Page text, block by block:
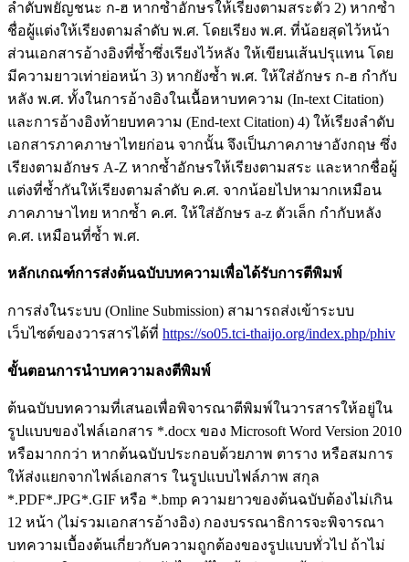
ลำดับพยัญชนะ ก-ฮ หากซ้ำอักษรให้เรียงตามสระตัว 2) หากซ้ำ
ชื่อผู้แต่งให้เรียงตามลำดับ พ.ศ. โดยเรียง พ.ศ. ที่น้อยสุดไว้หน้า
ส่วนเอกสารอ้างอิงที่ซ้ำซึ่งเรียงไว้หลัง ให้เขียนเส้นปรุแทน โดย
มีความยาวเท่าย่อหน้า 3) หากยังซ้ำ พ.ศ. ให้ใส่อักษร ก-ฮ กำกับ
หลัง พ.ศ. ทั้งในการอ้างอิงในเนื้อหาบทความ (In-text Citation)
และการอ้างอิงท้ายบทความ (End-text Citation) 4) ให้เรียงลำดับ
เอกสารภาคภาษาไทยก่อน จากนั้น จึงเป็นภาคภาษาอังกฤษ ซึ่ง
เรียงตามอักษร A-Z หากซ้ำอักษรให้เรียงตามสระ และหากชื่อผู้
แต่งที่ซ้ำกันให้เรียงตามลำดับ ค.ศ. จากน้อยไปหามากเหมือน
ภาคภาษาไทย หากซ้ำ ค.ศ. ให้ใส่อักษร a-z ตัวเล็ก กำกับหลัง
ค.ศ. เหมือนที่ซ้ำ พ.ศ.
หลักเกณฑ์การส่งต้นฉบับบทความเพื่อได้รับการตีพิมพ์
การส่งในระบบ (Online Submission) สามารถส่งเข้าระบบ
เว็บไซต์ของวารสารได้ที่ https://so05.tci-thaijo.org/index.php/phiv
ขั้นตอนการนําบทความลงตีพิมพ์
ต้นฉบับบทความที่เสนอเพื่อพิจารณาตีพิมพ์ในวารสารให้อยู่ใน
รูปแบบของไฟล์เอกสาร *.docx ของ Microsoft Word Version 2010
หรือมากกว่า หากต้นฉบับประกอบด้วยภาพ ตาราง หรือสมการ
ให้ส่งแยกจากไฟล์เอกสาร ในรูปแบบไฟล์ภาพ สกุล
*.PDF*.JPG*.GIF หรือ *.bmp ความยาวของต้นฉบับต้องไม่เกิน
12 หน้า (ไม่รวมเอกสารอ้างอิง) กองบรรณาธิการจะพิจารณา
บทความเบื้องต้นเกี่ยวกับความถูกต้องของรูปแบบทั่วไป ถ้าไม่